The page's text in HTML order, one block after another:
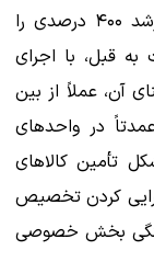
شوک‌های پولی، قیمت نهاده‌های کشاورزی رشد ۴۰۰ درصدی را
قبل، با اجرای
معنای آن، عملاً از بین
در واحدهای
تأمین کالاهای
کردن تخصیص
بخش خصوصی